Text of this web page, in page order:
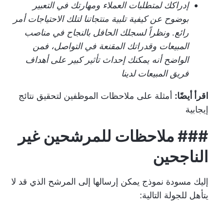
إدراكك لمتطلبات العملاء ومهارتك في التعبير
بوضوح عن كيفية تلبية منتجاتنا لتلك الاحتياجات أمر
رائع. ونظراً لسجلك الحافل بالنجاح في مناصب
المبيعات وقدراتك المقنعة في التواصل، فمن
الواضح أنه يمكنك إحداث تأثير كبير على أهداف
فريق المبيعات لدينا
اقرأ أيضًا: أمثلة على ملاحظات الموظفين لتحقيق نتائج
إيجابية
### ملاحظات للمرشحين غير
الناجحين
إليك مسودة نموذج يمكن إرسالها إلى المرشح الذي قد لا
يتأهل للجولة التالية: